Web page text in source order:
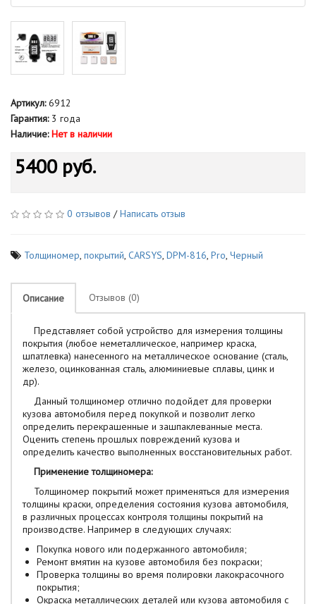
Артикул:6912
Гарантия:3 года
Наличие: Нет в наличии
5400 руб.
0 отзывов /Написать отзыв
Толщиномер, покрытий, CARSYS, DPM-816, Pro, Черный
Описание Отзывов (0)
Представляет собой устройство для измерения толщины
покрытия (любое неметаллическое, например краска,
шпатлевка) нанесенного на металлическое основание (сталь,
железо, оцинкованная сталь, алюминиевые сплавы, цинк и
др).
Данный толщиномер отлично подойдет для проверки
кузова автомобиля перед покупкой и позволит легко
определить перекрашенные и зашпаклеванные места.
Оценить степень прошлых повреждений кузова и
определить качество выполненных восстановительных работ.
Применение толщиномера:
Толщиномер покрытий может применяться для измерения
толщины краски, определения состояния кузова автомобиля,
в различных процессах контроля толщины покрытий на
производстве. Например в следующих случаях:
Покупка нового или подержанного автомобиля;
Ремонт вмятин на кузове автомобиля без покраски;
Проверка толщины во время полировки лакокрасочного
покрытия;
Окраска металлических деталей или кузова автомобиля с